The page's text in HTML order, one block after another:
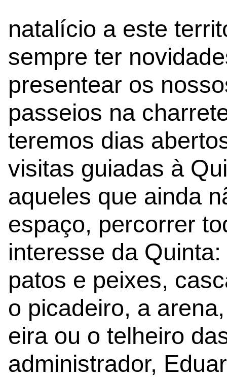
natalício a este
sempre ter
presentear os
passeios na
teremos dias
visitas guiadas à
aqueles que ainda
espaço, percorrer
interesse da
patos e peixes,
o picadeiro, a
eira ou o telheiro
administrador,